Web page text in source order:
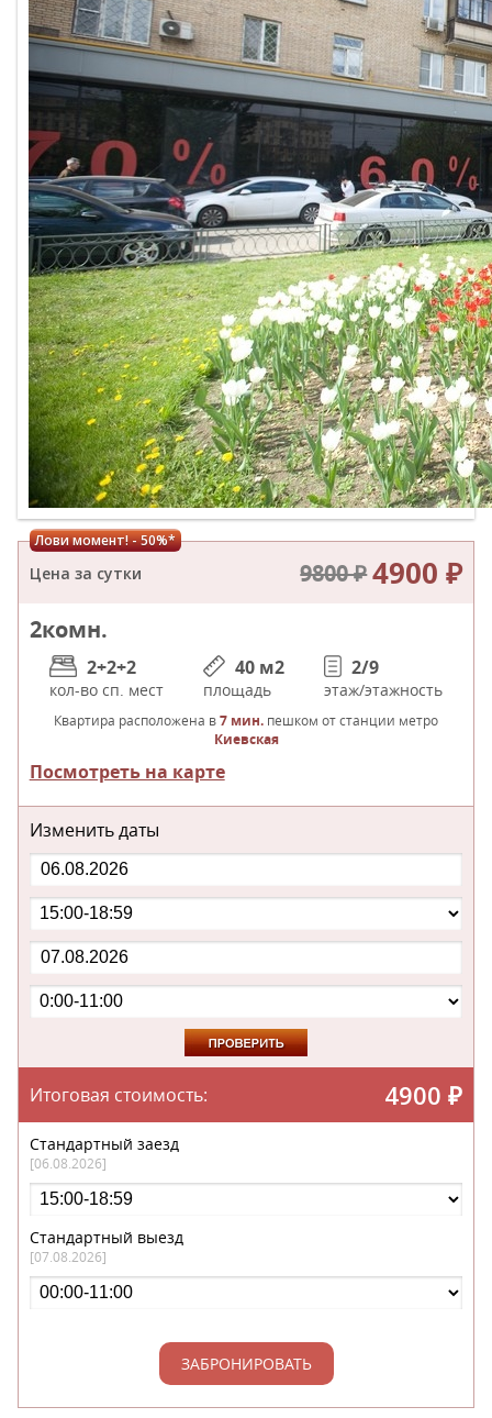
Цена за сутки
Лови момент! - 50%*
9800 ₽4900 ₽
2комн.
2+2+2
кол-во сп. мест
40 м2
площадь
2/9
этаж/этажность
Квартира расположена в7 мин. пешком от станции метро
Киевская
Посмотреть на карте
Изменить даты
Итоговая стоимость: 4900 ₽
Стандартный заезд
[06.08.2026]
Стандартный выезд
[07.08.2026]
ЗАБРОНИРОВАТЬ